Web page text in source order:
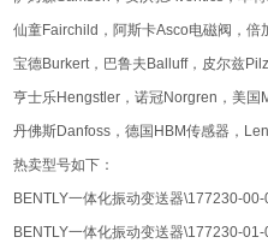
仙童Fairchild，阿斯卡Asco电磁阀，倍
宝德Burkert，巴鲁夫Balluff，皮尔兹
亨士乐Hengstler，诺冠Norgren，美国
丹佛斯Danfoss，德国HBM传感器，
热卖型号如下：
BENTLY一体化振动变送器\177230-00-
BENTLY一体化振动变送器\177230-01-